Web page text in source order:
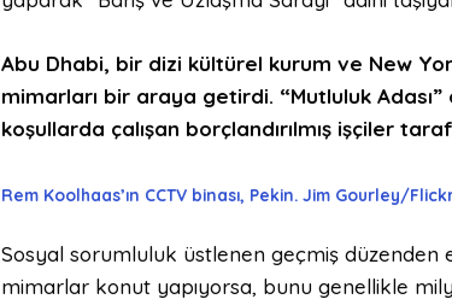
Abu Dhabi, bir dizi kültürel kurum ve New
mimarları bir araya getirdi. “Mutluluk
koşullarda çalışan borçlandırılmış işçiler
Rem Koolhaas’ın CCTV binası, Pekin. Jim Gourley/
Sosyal sorumluluk üstlenen geçmiş
mimarlar konut yapıyorsa, bunu genellikle